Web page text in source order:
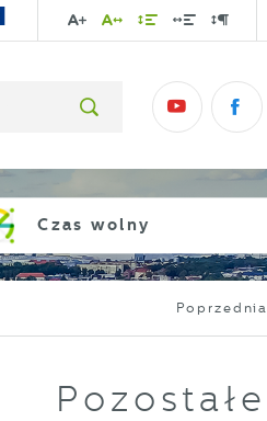
Czas wolny
Poprzednia
Pozostałe